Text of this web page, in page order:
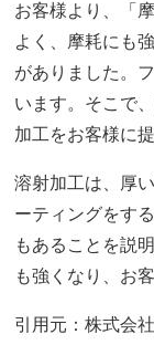
お客様より、「
よく、摩耗にも
がありました。
います。そこで
加工をお客様に
溶射加工は、厚
ーティングをす
もあることを説
も強くなり、お
引用元：株式会